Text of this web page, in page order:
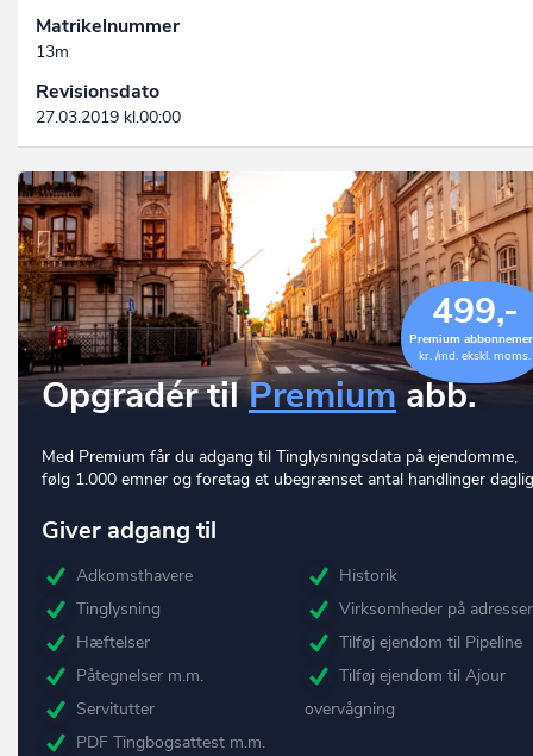
Matrikelnummer
13m
Revisionsdato
27.03.2019 kl.00:00
499,-
Premium
kr. /md. ekskl. moms.
Opgradér tilPremium abb.
Med Premium får du adgang til Tinglysningsdata på ejendomme,
følg 1.000 emner og foretag et ubegrænset antal handlinger
Giver adgang til
Adkomsthavere
Tinglysning
Hæftelser
Påtegnelser m.m.
Servitutter
PDF Tingbogsattest m.m.
Historik
Virksomheder på
Tilføj ejendom til Pipeline
Tilføj ejendom til Ajour
overvågning